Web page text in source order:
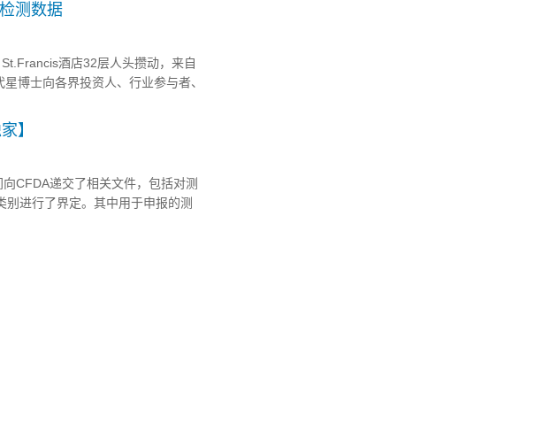
测数据
酒店32层人头攒动，来自
博士向各界投资人、行业参与者、
】
CFDA递交了相关文件，包括对测
进行了界定。其中用于申报的测